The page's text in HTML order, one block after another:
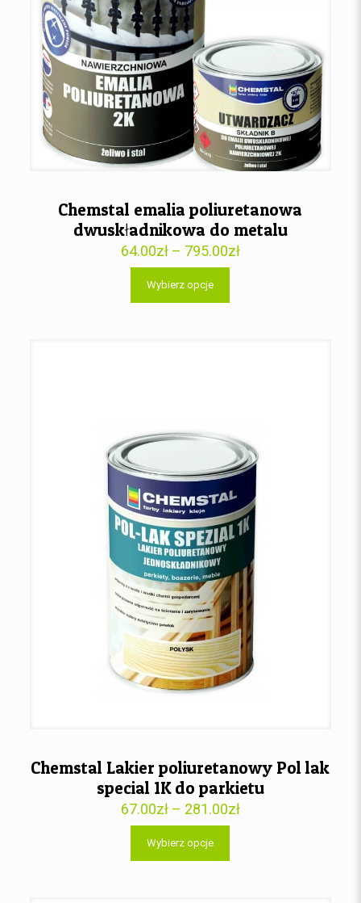
Chemstal emalia poliuretanowa
dwuskładnikowa do metalu
64.00zł– 795.00zł
Wybierz opcje
Chemstal Lakier poliuretanowy Pol lak
special 1K do parkietu
67.00zł– 281.00zł
Wybierz opcje